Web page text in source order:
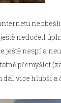
nedočetl
ještě nespí a
přemýšlet
dál více hlubší